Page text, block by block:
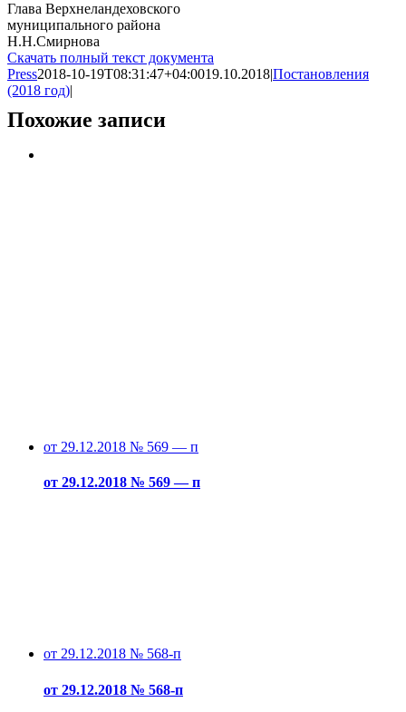
Глава Верхнеландеховского
муниципального района
Н.Н.Смирнова
Скачать полный текст документа
Press2018-10-19T08:31:47+04:0019.10.2018|Постановления
(2018 год)|
Похожие записи
от 29.12.2018 № 569 — п
от 29.12.2018 № 569 — п
от 29.12.2018 № 568-п
от 29.12.2018 № 568-п